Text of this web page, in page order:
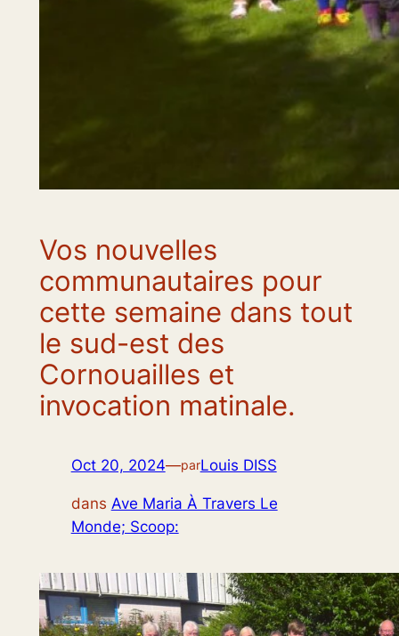
Vos nouvelles
communautaires pour
cette semaine dans tout
le sud-est des
Cornouailles et
invocation matinale.
Oct 20, 2024—parLouis DISS
dans Ave Maria À Travers Le
Monde; Scoop: